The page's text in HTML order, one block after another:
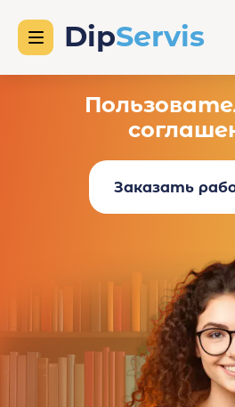
Заказать